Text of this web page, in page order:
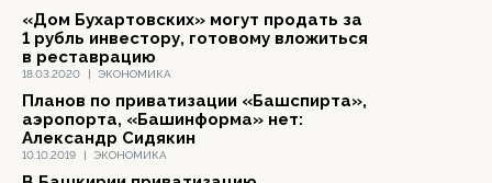
18.03.2020 | ЭКОНОМИКА
«Дом Бухартовских» могут продать за
1 рубль инвестору, готовому вложиться
в реставрацию
10.10.2019 | ЭКОНОМИКА
Планов по приватизации «Башспирта»,
аэропорта, «Башинформа» нет:
Александр Сидякин